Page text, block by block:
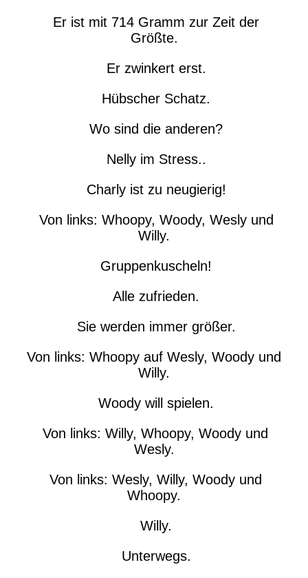
Er ist mit 714 Gramm zur Zeit der
Größte.
Er zwinkert erst.
Hübscher Schatz.
Wo sind die anderen?
Nelly im Stress..
Charly ist zu neugierig!
Von links: Whoopy, Woody, Wesly und
Willy.
Gruppenkuscheln!
Alle zufrieden.
Sie werden immer größer.
Von links: Whoopy auf Wesly, Woody und
Willy.
Woody will spielen.
Von links: Willy, Whoopy, Woody und
Wesly.
Von links: Wesly, Willy, Woody und
Whoopy.
Willy.
Unterwegs.